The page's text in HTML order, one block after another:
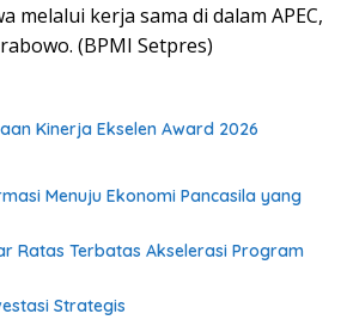
melalui kerja sama di dalam APEC,
(BPMI Setpres)
Kinerja Ekselen Award 2026
Menuju Ekonomi Pancasila yang
Ratas Terbatas Akselerasi Program
Strategis